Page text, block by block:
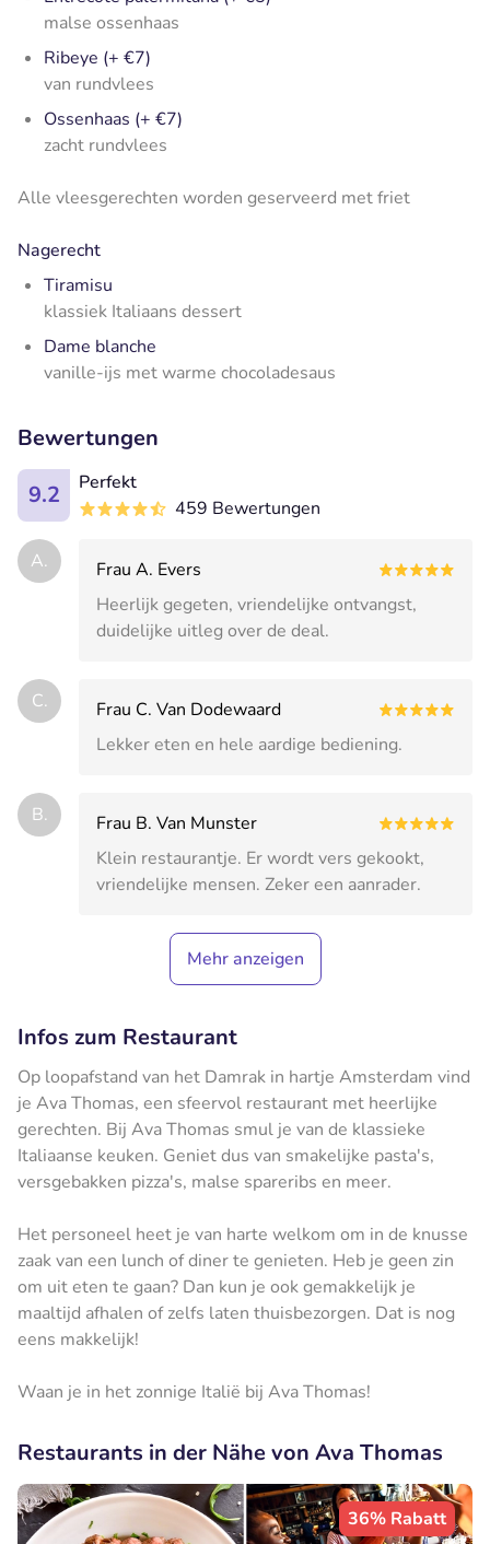
malse ossenhaas
Ribeye (+ €7)
van rundvlees
Ossenhaas (+ €7)
zacht rundvlees
Alle vleesgerechten worden geserveerd met friet
Nagerecht
Tiramisu
klassiek Italiaans dessert
Dame blanche
vanille-ijs met warme chocoladesaus
Bewertungen
9.2
Perfekt
459 Bewertungen
A.
Frau A. Evers
Heerlijk gegeten, vriendelijke ontvangst,
duidelijke uitleg over de deal.
C.
Frau C. Van Dodewaard
Lekker eten en hele aardige bediening.
B.
Frau B. Van Munster
Klein restaurantje. Er wordt vers gekookt,
vriendelijke mensen. Zeker een aanrader.
Mehr anzeigen
Infos zum Restaurant
Op loopafstand van het Damrak in hartje Amsterdam vind
je Ava Thomas, een sfeervol restaurant met heerlijke
gerechten. Bij Ava Thomas smul je van de klassieke
Italiaanse keuken. Geniet dus van smakelijke pasta's,
versgebakken pizza's, malse spareribs en meer.
Het personeel heet je van harte welkom om in de knusse
zaak van een lunch of diner te genieten. Heb je geen zin
om uit eten te gaan? Dan kun je ook gemakkelijk je
maaltijd afhalen of zelfs laten thuisbezorgen. Dat is nog
eens makkelijk!
Waan je in het zonnige Italië bij Ava Thomas!
Restaurants in der Nähe von Ava Thomas
36% Rabatt